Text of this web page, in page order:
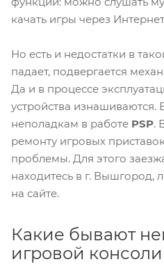
качать игры через
Но есть и недостатки в
падает, подвергается
Да и в процессе
устройства изнашиваются.
неполадкам в работе PSP.
ремонту игровых
проблемы. Для этого
находитесь в г. Вышгород,
на сайте.
Какие бывают
игровой консоли